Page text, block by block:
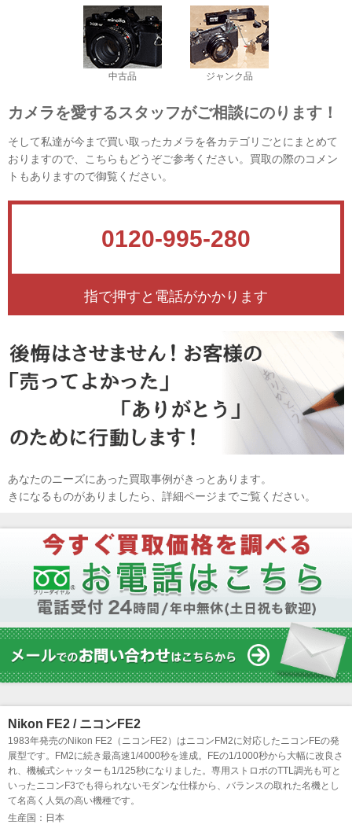
中古品 ジャンク品
カメラを愛するスタッフがご相談にのります！
そして私達が今まで買い取ったカメラを各カテゴリごとにまとめて
おりますので、こちらもどうぞご参考ください。買取の際のコメン
トもありますので御覧ください。
0120-995-280
指で押すと電話がかかります
あなたのニーズにあった買取事例がきっとあります。
きになるものがありましたら、詳細ページまでご覧ください。
Nikon FE2 / ニコンFE2
1983年発売のNikon FE2（ニコンFE2）はニコンFM2に対応したニコンFEの発
展型です。FM2に続き最高速1/4000秒を達成。FEの1/1000秒から大幅に改良さ
れ、機械式シャッターも1/125秒になりました。専用ストロボのTTL調光も可と
いったニコンF3でも得られないモダンな仕様から、バランスの取れた名機とし
て名高く人気の高い機種です。
生産国：日本